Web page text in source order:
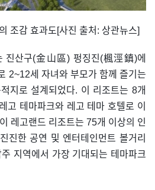
조감 효과도[사진 출처: 상관뉴스]
진산구(金山區) 펑징진(楓涇鎮)에
2~12세 자녀와 부모가 함께 즐기는
지로 설계되었다. 이 리조트는 8개
고 테마파크와 레고 테마 호텔로 이
레고랜드 리조트는 75개 이상의 인
진한 공연 및 엔터테인먼트 볼거리
지역에서 가장 기대되는 테마파크